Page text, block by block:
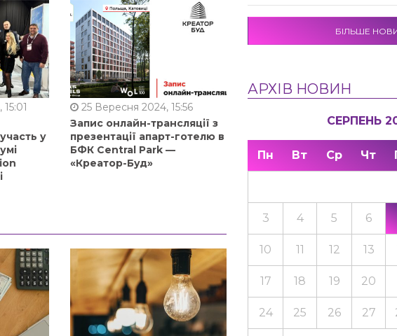
у
25 Вересня 2024, 15:56
Запис онлайн-трансляції з
презентації апарт-готелю в
БФК Central Park —
«Креатор-Буд»
БІЛЬШЕ
АРХІВ НОВИН
СЕРПЕНЬ
Пн Вт Ср Чт
3 4 5 6
10 11 12 13
17 18 19 20
24 25 26 27